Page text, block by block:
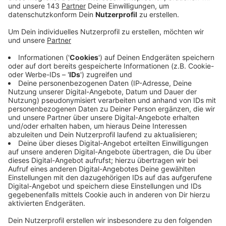
Am Samstagvormittag gegen viertel vor 11 wollte die
83-Jährige Sprockhövlerin an einem Automaten an der
Mühlenstraße Geld abgeben. Nachdem sie ihre Pin
eingegeben hatte, kamen zwei Männer auf sie zu. Einer
lenkte die Seniorin ab und verdeckte dabei die Sicht
auf den Automaten mit einer Zeitung. In der
Zwischenzeit hob der andere Mann eine vierstellige
Summe vom Konto der Sprockhövlerin ab. Dann
flüchteten beide in Richtung Hauptstraße. Die Polizei
ist jetzt auf der Suche nach den beiden und bittet um
Hinweise. Die Männer sollen beide zwischen 20 und 25
Jahre alt, dunkelhaarig und ca. 1,80 groß gewesen sein.
Einer war schlank, der andere eher korpulent. Wenn ihr
am Samstagvormittag an der Mühlenstraße etwas